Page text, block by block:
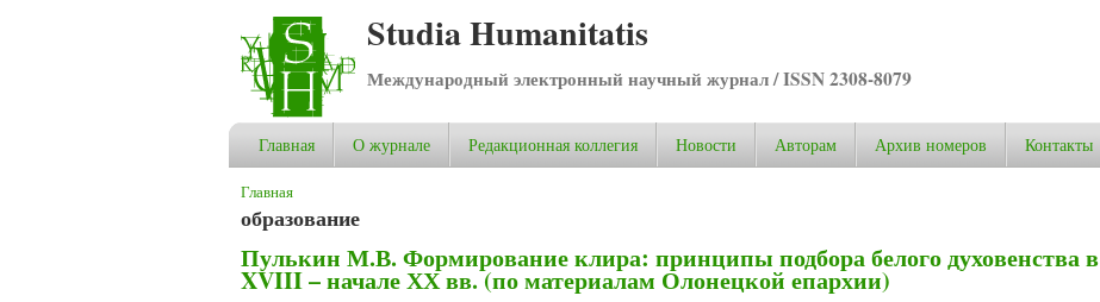
Studia Humanitatis
Международный электронный научный журнал / ISSN 2308-8079
Главная О журнале Редакционная коллегия Новости Авторам Архив номеров Контакты
Вы здесь
Главная
образование
Пулькин М.В. Формирование клира: принципы подбора белого духовенства в
XVIII – начале ХХ вв. (по материалам Олонецкой епархии)